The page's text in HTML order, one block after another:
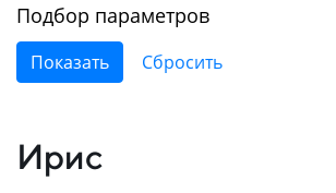
Подбор параметров
Ирис